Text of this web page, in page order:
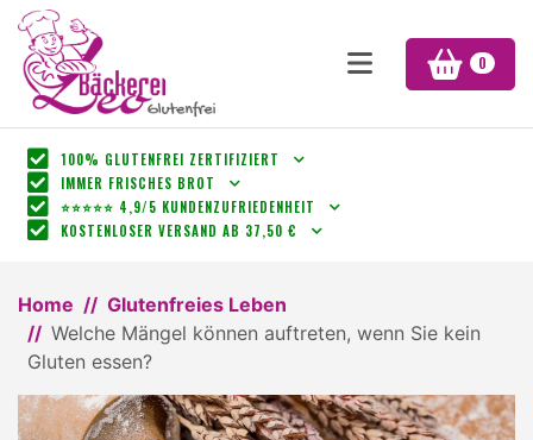
0
100% GLUTENFREI ZERTIFIZIERT
IMMER FRISCHES BROT
⭐⭐⭐⭐⭐ 4,9/5 KUNDENZUFRIEDENHEIT
KOSTENLOSER VERSAND AB 37,50 €
Home
Glutenfreies Leben
Welche Mängel können auftreten, wenn Sie kein
Gluten essen?